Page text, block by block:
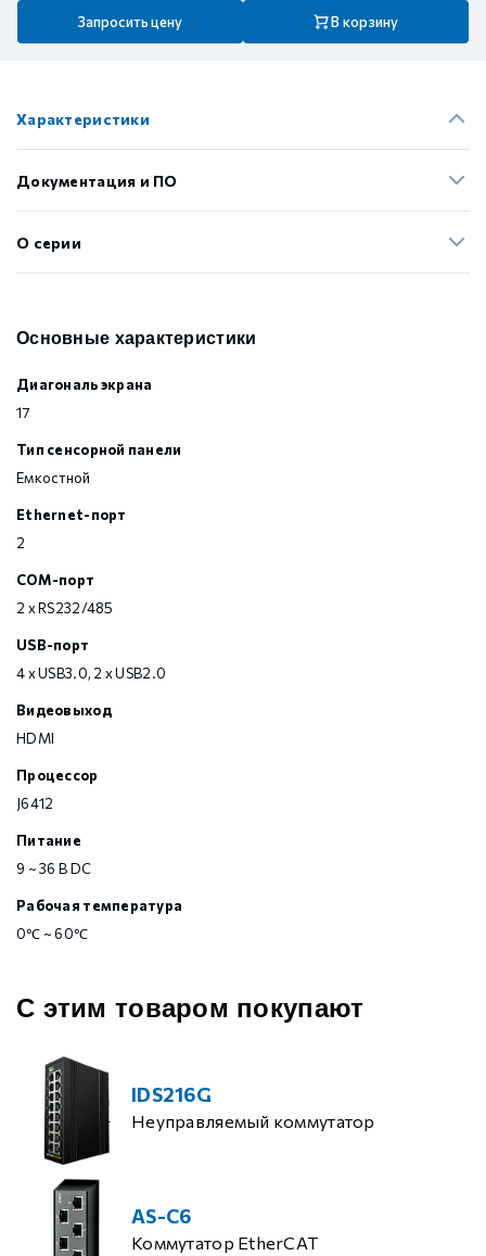
Запросить цену В корзину
Характеристики
Документация и ПО
О серии
Основные характеристики
Диагональ экрана
17
Тип сенсорной панели
Емкостной
Ethernet-порт
2
COM-порт
2 x RS232/485
USB-порт
4 x USB3.0, 2 x USB2.0
Видеовыход
HDMI
Процессор
J6412
Питание
9 ~ 36 В DC
Рабочая температура
0℃ ~ 60℃
С этим товаром покупают
IDS216G
Неуправляемый коммутатор
AS-C6
Коммутатор EtherCAT